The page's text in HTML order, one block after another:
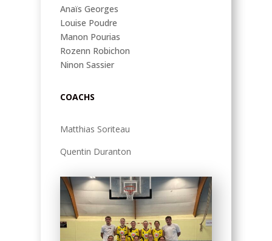
Anaïs Georges
Louise Poudre
Manon Pourias
Rozenn Robichon
Ninon Sassier
COACHS
Matthias Soriteau
Quentin Duranton